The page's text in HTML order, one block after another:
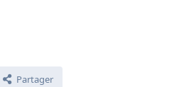
Partager